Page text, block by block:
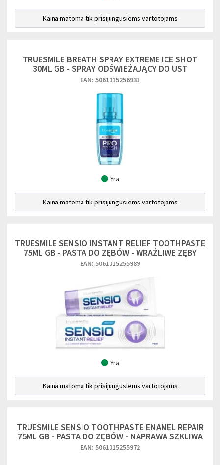
Kaina matoma tik prisijungusiems vartotojams
TRUESMILE BREATH SPRAY EXTREME ICE SHOT
30ML GB - SPRAY ODŚWIEŻAJĄCY DO UST
EAN: 5061015256931
Yra
Kaina matoma tik prisijungusiems vartotojams
TRUESMILE SENSIO INSTANT RELIEF TOOTHPASTE
75ML GB - PASTA DO ZĘBÓW - WRAŻLIWE ZĘBY
EAN: 5061015255989
Yra
Kaina matoma tik prisijungusiems vartotojams
TRUESMILE SENSIO TOOTHPASTE ENAMEL REPAIR
75ML GB - PASTA DO ZĘBÓW - NAPRAWA SZKLIWA
EAN: 5061015255972